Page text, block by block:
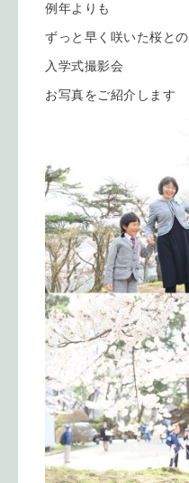
例年よりも
ずっと早く咲いた桜との
入学式撮影会
お写真をご紹介します